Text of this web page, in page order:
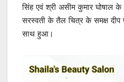
सिंह एवं श्री असीम कुमार घोषाल के
सरस्वती के तैल चित्र के समक्ष दीप
साथ हुआ।